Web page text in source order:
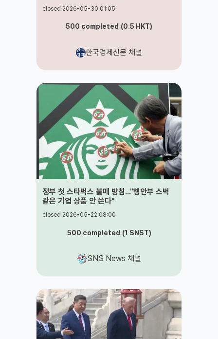
closed 2026-05-30 01:05
500 completed (0.5 HKT)
한국경제신문 채널
정부 첫 스타벅스 불매 방침..."행안부 스벅
같은 기업 상품 안 쓴다"
closed 2026-05-22 08:00
500 completed (1 SNST)
SNS News 채널